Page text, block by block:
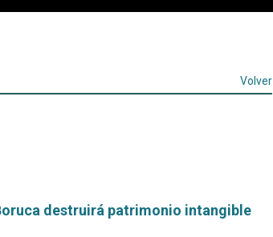
Volver
destruirá patrimonio intangible